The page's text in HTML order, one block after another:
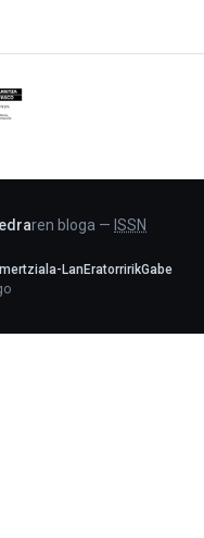
ren bloga — ISSN
LanEratorririkGabe